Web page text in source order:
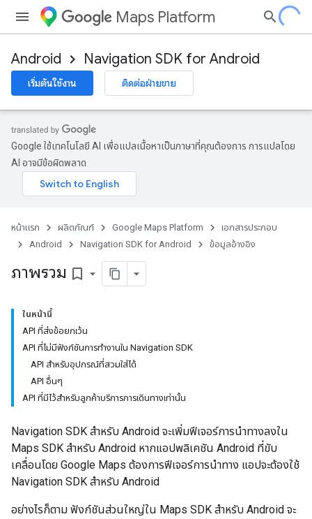
Maps Platform
Android Navigation SDK for Android
เริ่มต้นใช้งาน ติดต่อฝ่ายขาย
Google ใช้เทคโนโลยี AI เพื่อแปลเนื้อหาเป็นภาษาที่คุณต้องการ การแปลโดย
AI อาจมีข้อผิดพลาด
หน้าแรก ผลิตภัณฑ์ Google Maps Platform
เอกสารประกอบ
Android
Navigation SDK for Android ข้อมูลอ้างอิง
ภาพรวม bookmark_border
ในหน้านี้
API ที่ส่งข้อยกเว้น
API ที่ไม่มีฟังก์ชันการทำงานใน Navigation SDK
API สำหรับอุปกรณ์ที่สวมใส่ได้
API อื่นๆ
API ที่มีไว้สำหรับลูกค้าบริการการเดินทางเท่านั้น
Navigation SDK สำหรับ Android จะเพิ่มฟีเจอร์การนำทางลงใน
Maps SDK สำหรับ Android หากแอปพลิเคชัน Android ที่ขับ
เคลื่อนโดย Google Maps ต้องการฟีเจอร์การนำทาง แอปจะต้องใช้
Navigation SDK สำหรับ Android
อย่างไรก็ตาม ฟังก์ชันส่วนใหญ่ใน Maps SDK สำหรับ Android จะ